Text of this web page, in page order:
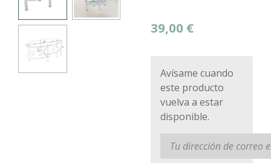
39,00 €
Avísame cuando
este producto
vuelva a estar
disponible.